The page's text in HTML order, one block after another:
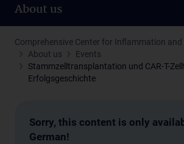
About us
Comprehensive Center for Inflammation and
About us
Events
Stammzelltransplantation und CAR-T-
Erfolgsgeschichte
Sorry, this content is only
German!